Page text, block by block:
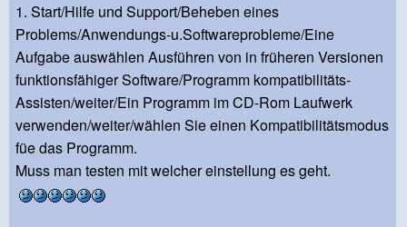
1. Start/Hilfe und Support/Beheben eines
Problems/Anwendungs-u.Softwareprobleme/Eine
Aufgabe auswählen Ausführen von in früheren Versionen
funktionsfähiger Software/Programm kompatibilitäts-
Assisten/weiter/Ein Programm im CD-Rom Laufwerk
verwenden/weiter/wählen Sie einen Kompatibilitätsmodus
füe das Programm.
Muss man testen mit welcher einstellung es geht.